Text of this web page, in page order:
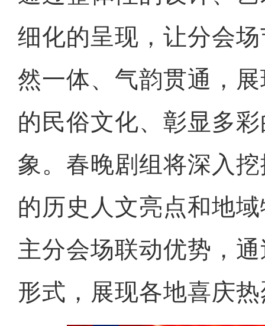
细化的呈现，让分会
然一体、气韵贯通，
的民俗文化、彰显多
象。春晚剧组将深入
的历史人文亮点和地
主分会场联动优势，
形式，展现各地喜庆